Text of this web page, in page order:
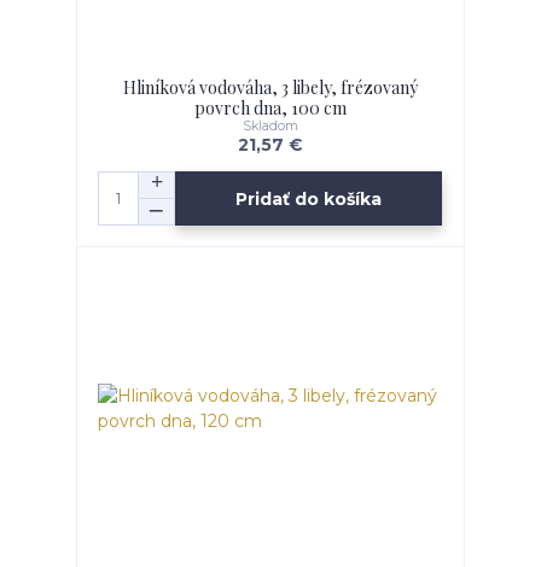
Hliníková vodováha, 3 libely, frézovaný
povrch dna, 100 cm
21,57 €
Skladom
Pridať do košíka